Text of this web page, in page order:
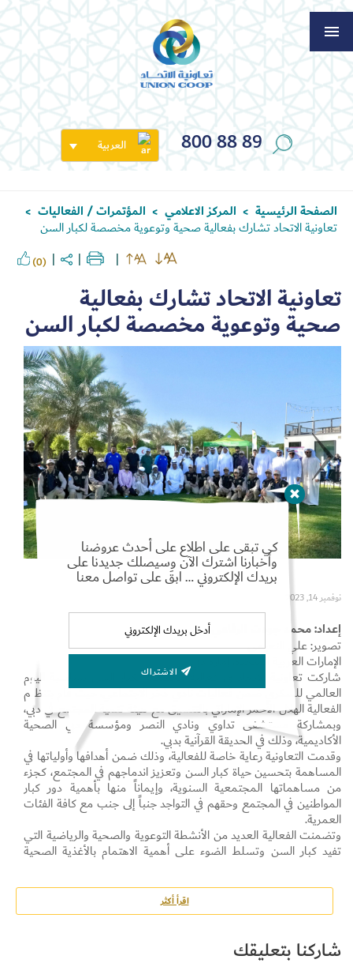
800 88 89 العربية
الصفحة الرئيسية > المركز الاعلامي > المؤتمرات / الفعاليات >
تعاونية الاتحاد تشارك بفعالية صحية وتوعوية مخصصة لكبار السن
(0)
تعاونية الاتحاد تشارك بفعالية
صحية وتوعوية مخصصة لكبار السن
نوفمبر 14, 2023
إعداد: محمد جودت الرفاعي
تصوير: علي النعيمي
الإمارات العربية المتحدة، إمارة دبي:
شاركت تعاونية الاتحاد في فعالية مخصصة لكبار السن بمناسبة اليوم
العالمي للسكري ضمن فعاليات نادي ذخر الاجتماعي، حيث قام بتنظيم
الفعالية الهلال الأحمر الإماراتي بالتنسيق مع هيئة تنمية المجتمع في دبي،
وبمشاركة مستشفى تداوي ونادي النصر ومؤسسة دبي الصحية
الأكاديمية، وذلك في الحديقة القرآنية بدبي.
وقدمت التعاونية رعاية خاصة للفعالية، وذلك ضمن أهدافها وأولياتها في
المساهمة بتحسين حياة كبار السن وتعزيز اندماجهم في المجتمع، كجزء
من مساهماتها المجتمعية السنوية، وإيماناً منها بأهمية دور كبار
المواطنين في المجتمع وحقهم في التواجد جنباً إلى جنب مع كافة الفئات
العمرية.
وتضمنت الفعالية العديد من الأنشطة التوعوية والصحية والرياضية التي
تفيد كبار السن وتسلط الضوء على أهمية الاهتمام بالأغذية الصحية
وممارسة الرياضة، والتي شارك فيها مجموعة من طلبة المدارس والزوار
وأفراد من فئات المجتمع.
وتؤكد التعاونية من خلال مشاركتها ورعايتها للفعالية على حرصها في
التعبير عن امتنانها وتقديرها لكبار المواطنين وعلى أهميتهم كفئة مهمة
اقرأ أكثر
شاركنا بتعليقك
كي تبقى على اطلاع على أحدث عروضنا
وأخبارنا اشترك الآن وسيصلك جديدنا على
بريدك الإلكتروني … ابقَ على تواصل معنا
Set Youtube Channel ID